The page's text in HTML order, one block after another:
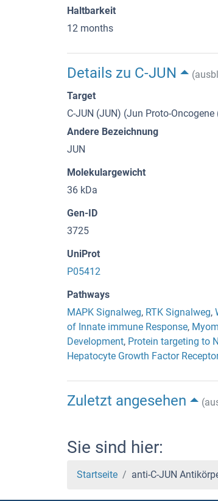
Haltbarkeit
12 months
Details zu C-JUN
Target
C-JUN (JUN) (Jun Proto-Oncogene
Andere Bezeichnung
JUN
Molekulargewicht
36 kDa
Gen-ID
3725
UniProt
P05412
Pathways
MAPK Signalweg, RTK Signalweg,
of Innate immune Response,
Development, Protein targeting to
Hepatocyte Growth Factor Receptor
Zuletzt angesehen
Sie sind hier:
Startseite anti-C-JUN